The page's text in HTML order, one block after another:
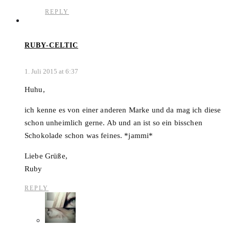
REPLY
RUBY-CELTIC
1. Juli 2015 at 6:37
Huhu,
ich kenne es von einer anderen Marke und da mag ich diese
schon unheimlich gerne. Ab und an ist so ein bisschen
Schokolade schon was feines. *jammi*
Liebe Grüße,
Ruby
REPLY